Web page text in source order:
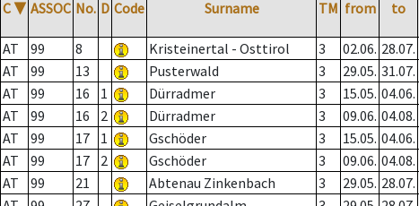
C ▼ ASSOC No. D Code Surname TM from to
AT
99 8 Kristeinertal - Osttirol 3 02.06. 28.07.
AT
99 13 Pusterwald 3 29.05. 31.07.
AT
99 16 1 Dürradmer 3 15.05. 04.06.
AT
99 16 2 Dürradmer 3 09.06. 04.08.
AT
99 17 1 Gschöder 3 15.05. 04.06.
AT
99 17 2 Gschöder 3 09.06. 04.08.
AT
99 21 Abtenau Zinkenbach 3 29.05. 28.07.